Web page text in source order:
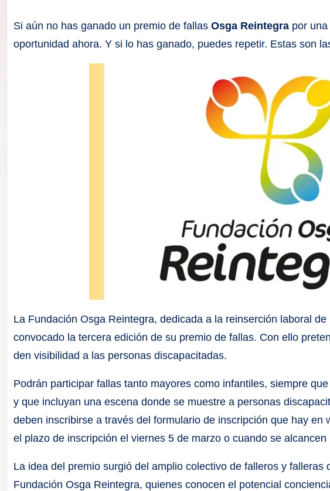
Si aún no has ganado un premio de fallasOsga Reintegra por
oportunidad ahora. Y si lo has ganado, puedes repetir. Estas son
La Fundación Osga Reintegra, dedicada a la reinserción laboral
convocado la tercera edición de su premio de fallas. Con ello
den visibilidad a las personas discapacitadas.
Podrán participar fallas tanto mayores como infantiles, siempre
y que incluyan una escena donde se muestre a personas
deben inscribirse a través del formulario de inscripción que hay en
el plazo de inscripción el viernes 5 de marzo o cuando se
La idea del premio surgió del amplio colectivo de falleros y falleras
Fundación Osga Reintegra, quienes conocen el potencial